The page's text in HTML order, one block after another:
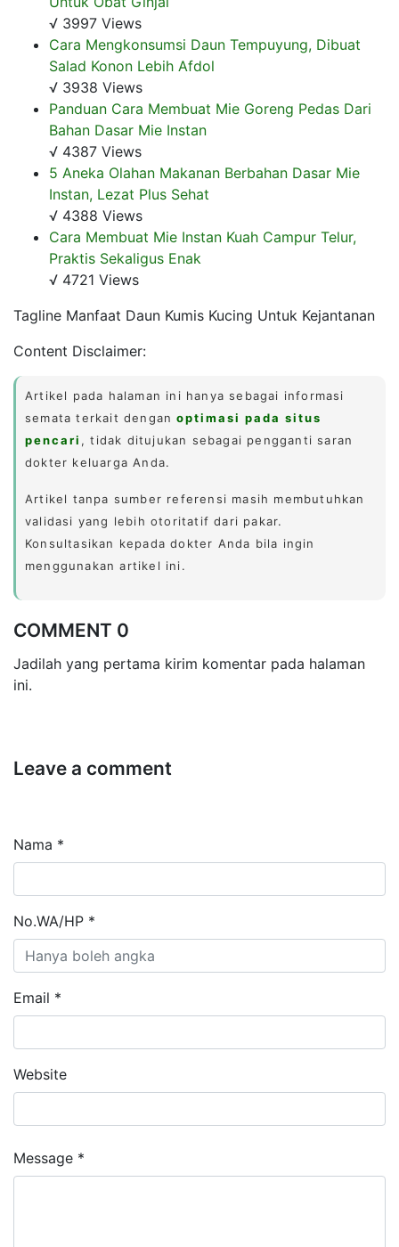
√ 3997 Views
Cara Mengkonsumsi Daun Tempuyung, Dibuat
Salad Konon Lebih Afdol
√ 3938 Views
Panduan Cara Membuat Mie Goreng Pedas Dari
Bahan Dasar Mie Instan
√ 4387 Views
5 Aneka Olahan Makanan Berbahan Dasar Mie
Instan, Lezat Plus Sehat
√ 4388 Views
Cara Membuat Mie Instan Kuah Campur Telur,
Praktis Sekaligus Enak
√ 4721 Views
Tagline Manfaat Daun Kumis Kucing Untuk Kejantanan
Content Disclaimer:
Artikel pada halaman ini hanya sebagai informasi
semata terkait denganoptimasi pada situs
pencari , tidak ditujukan sebagai pengganti saran
dokter keluarga Anda.
Artikel tanpa sumber referensi masih membutuhkan
validasi yang lebih otoritatif dari pakar.
Konsultasikan kepada dokter Anda bila ingin
menggunakan artikel ini.
COMMENT 0
Jadilah yang pertama kirim komentar pada halaman
ini.
Leave a comment
Nama *
No.WA/HP *
Email *
Website
Message *